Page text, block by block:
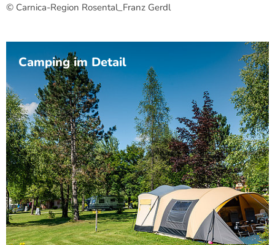
© Carnica-Region Rosental_Franz Gerdl
Camping im Detail